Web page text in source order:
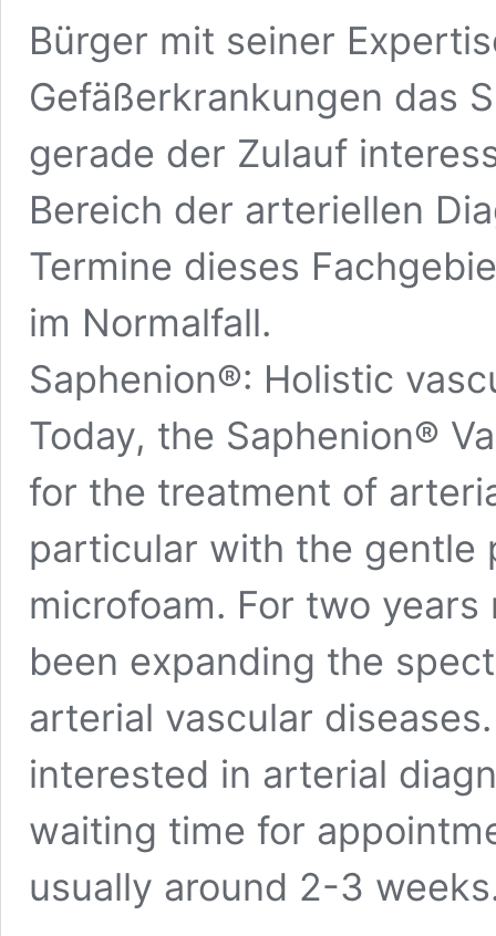
Bürger mit seiner
Gefäßerkrankungen das
gerade der Zulauf
Bereich der arteriellen
Termine dieses
im Normalfall.
Saphenion®: Holistic
Today, the Saphenion®
for the treatment of
particular with the gentle
microfoam. For two years
been expanding the
arterial vascular
interested in arterial
waiting time for
usually around 2-3